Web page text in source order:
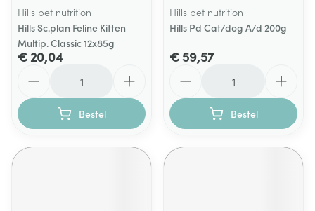
Hills pet nutrition
Hills Sc.plan Feline Kitten
Multip. Classic 12x85g
€ 20,04
Bestel
Hills pet nutrition
Hills Pd Cat/dog A/d 200g
€ 59,57
Bestel